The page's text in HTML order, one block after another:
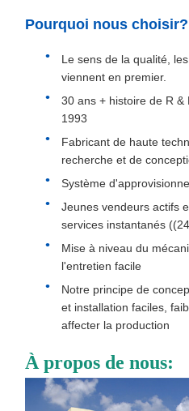
Pourquoi nous choisir?
Le sens de la qualité,
viennent en premier.
30 ans + histoire de R
1993
Fabricant de haute
recherche et de
Système
Jeunes vendeurs actifs
services instantanés
Mise à niveau du
l'entretien facile
Notre principe de
et installation faciles,
affecter la production
À propos de nous: